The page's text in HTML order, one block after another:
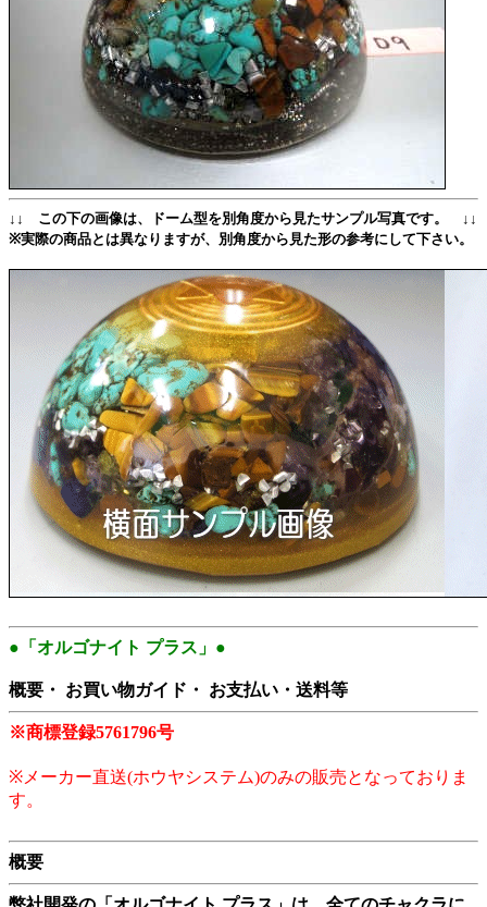
↓↓ この下の画像は、ドーム型を別角度から見たサンプル写真です。 ↓↓
※実際の商品とは異なりますが、別角度から見た形の参考にして下さい。
●「オルゴナイト プラス」●
概要・ お買い物ガイド・ お支払い・送料等
※商標登録5761796号
※メーカー直送(ホウヤシステム)のみの販売となっておりま
す。
概要